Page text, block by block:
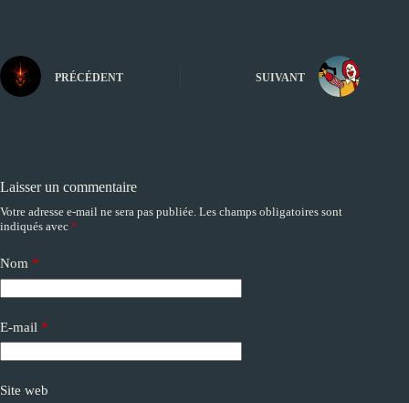
PRÉCÉDENT SUIVANT
Laisser un commentaire
Votre adresse e-mail ne sera pas publiée. Les champs obligatoires sont
indiqués avec *
Nom *
E-mail *
Site web
A
l
e
r
n
t
i
v
: